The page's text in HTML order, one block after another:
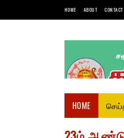
HOME ABOUT CONTACT
HOME